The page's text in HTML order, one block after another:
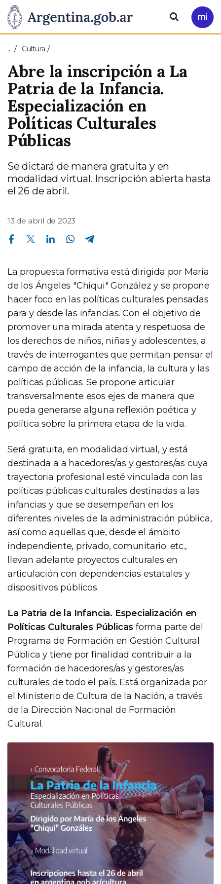
Presidencia
de
Nación
Pasar al contenido principal
Ir
a
Buscar
… Cultura
Abre la inscripción a La
Patria de la Infancia.
Especialización en
Políticas Culturales
Públicas
Se dictará de manera gratuita y en
modalidad virtual. Inscripción abierta hasta
el 26 de abril.
13 de abril de 2023
Compartir en Facebook Compartir en Twitter Compartir en Linkedin Compartir en Whatsapp
La propuesta formativa está dirigida por María
de los Ángeles "Chiqui" González y se propone
hacer foco en las políticas culturales pensadas
para y desde las infancias. Con el objetivo de
promover una mirada atenta y respetuosa de
los derechos de niños, niñas y adolescentes, a
través de interrogantes que permitan pensar el
campo de acción de la infancia, la cultura y las
políticas públicas. Se propone articular
transversalmente esos ejes de manera que
pueda generarse alguna reflexión poética y
política sobre la primera etapa de la vida.
Será gratuita, en modalidad virtual, y está
destinada a a hacedores/as y gestores/as cuya
trayectoria profesional esté vinculada con las
políticas públicas culturales destinadas a las
infancias y que se desempeñan en los
diferentes niveles de la administración pública,
así como aquellas que, desde el ámbito
independiente, privado, comunitario; etc.,
llevan adelante proyectos culturales en
articulación con dependencias estatales y
dispositivos públicos.
La Patria de la Infancia. Especialización en
Políticas Culturales Públicas forma parte del
Programa de Formación en Gestión Cultural
Pública y tiene por finalidad contribuir a la
formación de hacedores/as y gestores/as
culturales de todo el país. Está organizada por
el Ministerio de Cultura de la Nación, a través
de la Dirección Nacional de Formación
Cultural.